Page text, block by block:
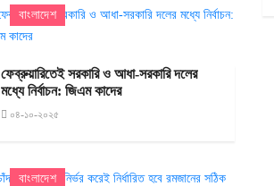
বাংলাদেশ
ফেব্রুয়ারিতেই সরকারি ও আধা-সরকারি দলের
মধ্যে নির্বাচন: জিএম কাদের
০৪-১০-২০২৫
বাংলাদেশ